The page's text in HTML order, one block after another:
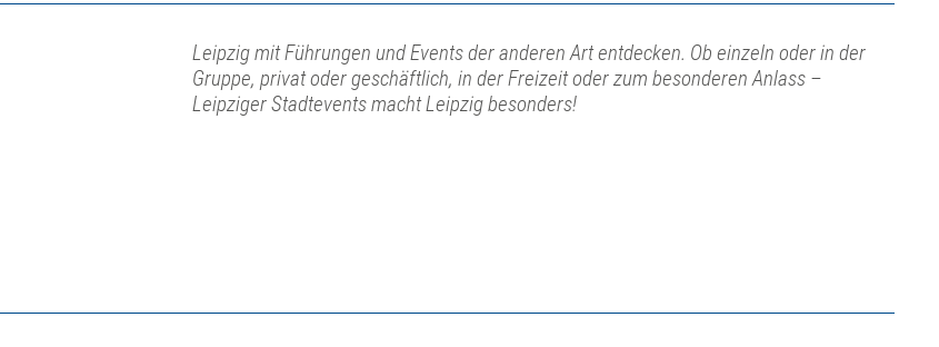
Leipzig mit Führungen und Events der anderen Art entdecken. Ob einzeln oder in der
Gruppe, privat oder geschäftlich, in der Freizeit oder zum besonderen Anlass –
Leipziger Stadtevents macht Leipzig besonders!